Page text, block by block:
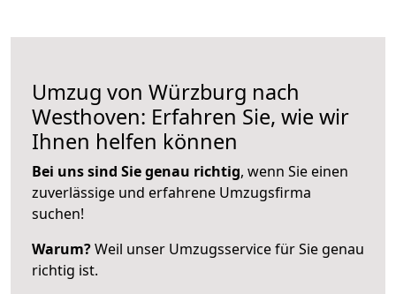
Umzug von Würzburg nach
Westhoven: Erfahren Sie, wie wir
Ihnen helfen können
Bei uns sind Sie genau richtig, wenn Sie einen
zuverlässige und erfahrene Umzugsfirma
suchen!
Warum?Weil unser Umzugsservice für Sie genau
richtig ist.